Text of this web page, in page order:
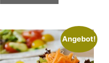
Angebot!